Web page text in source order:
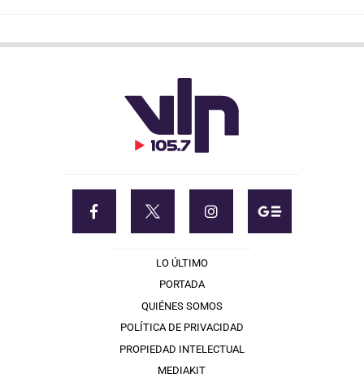
LO ÚLTIMO
PORTADA
QUIÉNES SOMOS
POLÍTICA DE PRIVACIDAD
PROPIEDAD INTELECTUAL
MEDIAKIT